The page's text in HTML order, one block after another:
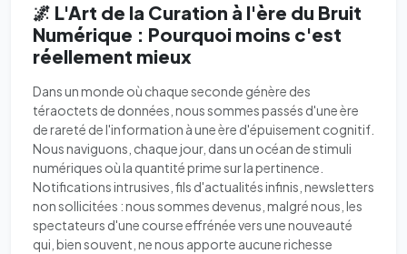
🌌 L'Art de la Curation à l'ère du Bruit
Numérique : Pourquoi moins c'est
réellement mieux
Dans un monde où chaque seconde génère des
téraoctets de données, nous sommes passés d'une ère
de rareté de l'information à une ère d'épuisement cognitif.
Nous naviguons, chaque jour, dans un océan de stimuli
numériques où la quantité prime sur la pertinence.
Notifications intrusives, fils d'actualités infinis, newsletters
non sollicitées : nous sommes devenus, malgré nous, les
spectateurs d'une course effrénée vers une nouveauté
qui, bien souvent, ne nous apporte aucune richesse